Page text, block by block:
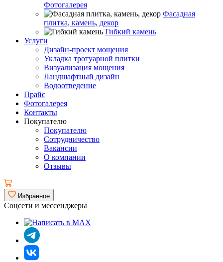
Фотогалерея
Фасадная
плитка, камень, декор
Гибкий камень
Услуги
Дизайн-проект мощения
Укладка тротуарной плитки
Визуализация мощения
Ландшафтный дизайн
Водоотведение
Прайс
Фотогалерея
Контакты
Покупателю
Покупателю
Сотрудничество
Вакансии
О компании
Отзывы
Избранное
Соцсети и мессенджеры